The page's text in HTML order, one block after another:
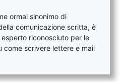
ormai sinonimo di
comunicazione scritta, è
riconosciuto per le
come scrivere lettere e mail